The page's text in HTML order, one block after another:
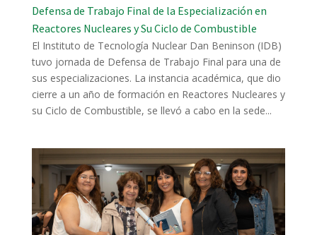
Defensa de Trabajo Final de la Especialización en
Reactores Nucleares y Su Ciclo de Combustible
El Instituto de Tecnología Nuclear Dan Beninson (IDB)
tuvo jornada de Defensa de Trabajo Final para una de
sus especializaciones. La instancia académica, que dio
cierre a un año de formación en Reactores Nucleares y
su Ciclo de Combustible, se llevó a cabo en la sede...